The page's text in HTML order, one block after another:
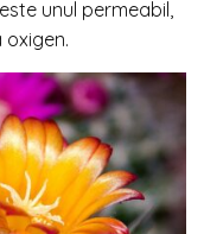
unul permeabil,